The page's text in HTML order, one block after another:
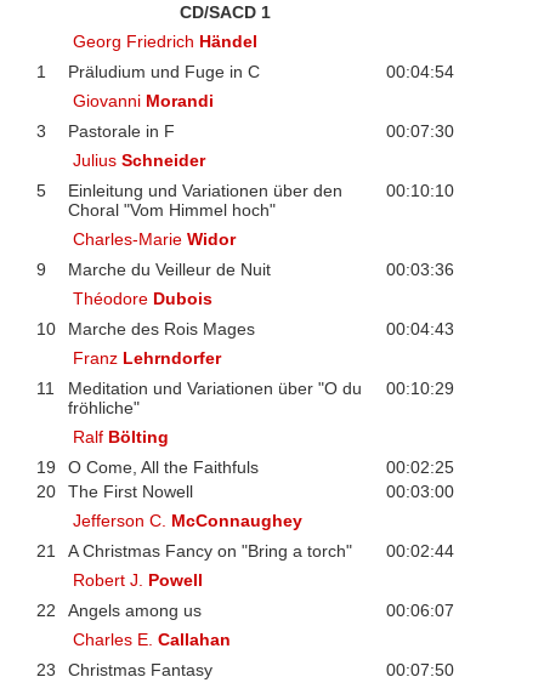
CD/SACD 1
Georg Friedrich Händel
1
Präludium und Fuge in C
00:04:54
Giovanni Morandi
3
Pastorale in F
00:07:30
JuliusSchneider
5
Einleitung und Variationen über den
Choral "Vom Himmel hoch"
00:10:10
Charles-MarieWidor
9
Marche du Veilleur de Nuit
00:03:36
Théodore Dubois
10
Marche des Rois Mages
00:04:43
Franz Lehrndorfer
11
Meditation und Variationen über "O du
fröhliche"
00:10:29
Ralf Bölting
19
O Come, All the Faithfuls
00:02:25
20
The First Nowell
00:03:00
Jefferson C. McConnaughey
21
A Christmas Fancy on "Bring a torch"
00:02:44
Robert J. Powell
22
Angels among us
00:06:07
Charles E.Callahan
23
Christmas Fantasy 00:07:50